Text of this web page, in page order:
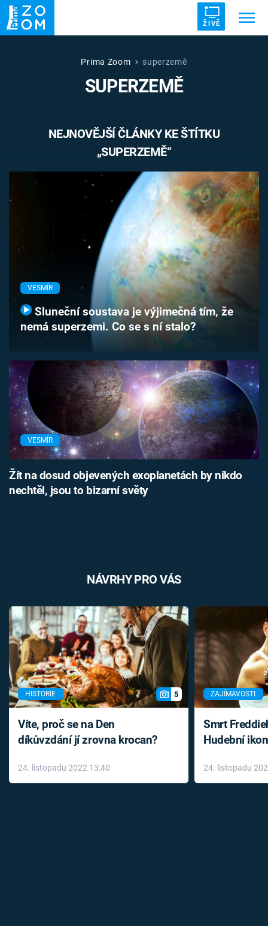
ŽIVĚ
UFO DRUHÁ SVĚTOVÁ VÁLKA
VETŘELCI DÁVNOVĚKU
TV Program
Časopis
Sledujte prima+
Sledujte nás
Prima Zoom superzemě
SUPERZEMĚ
NEJNOVĚJŠÍ ČLÁNKY KE ŠTÍTKU
„SUPERZEMĚ“
VESMÍR
Sluneční soustava je výjimečná tím, že
nemá superzemi. Co se s ní stalo?
VESMÍR
Žít na dosud objevených exoplanetách by nikdo
nechtěl, jsou to bizarní světy
NÁVRHY PRO VÁS
HISTORIE 5
Víte, proč se na Den
díkůvzdání jí zrovna krocan?
24. listopadu 2022 13:40
ZAJÍMAVOSTI
Smrt
Hudební
léky
24. listopadu